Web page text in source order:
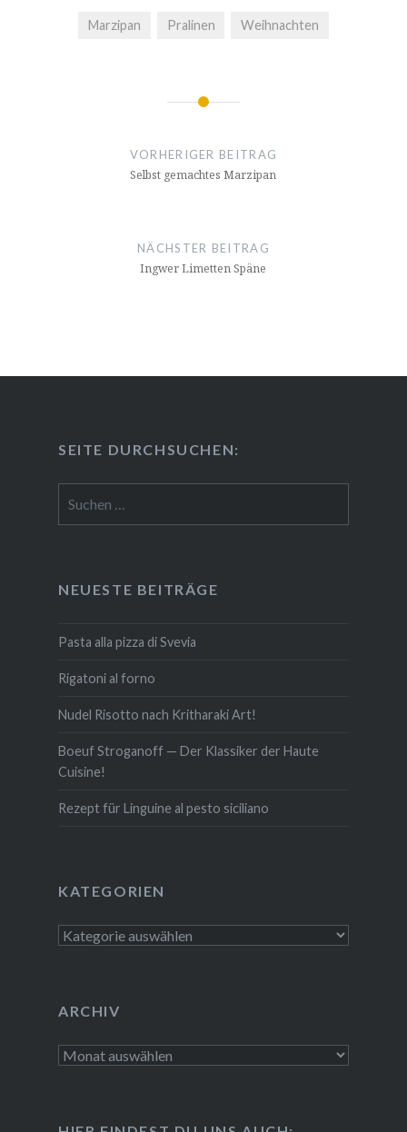
Marzipan Pralinen Weihnachten
Beitragsnavigation
VORHERIGER BEITRAG
Selbst gemachtes Marzipan
NÄCHSTER BEITRAG
Ingwer Limetten Späne
SEITE DURCH­SU­CHEN:
nach:
NEUESTE BEITRÄGE
Pasta alla pizza di Svevia
Rigatoni al forno
Nudel Risotto nach Krit­ha­ra­ki Art!
Boeuf Stro­gan­off — Der Klassiker der Haute
Cuisine!
Rezept für Linguine al pesto siciliano
KATE­GO­RIEN
Kate­
ARCHIV
Archiv